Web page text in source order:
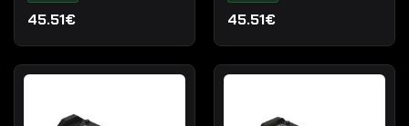
45.51€ 45.51€